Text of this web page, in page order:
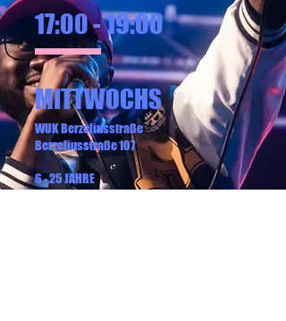
17:00 - 19:00
MITTWOCHS
WUK Berzeliusstraße
Berzeliusstraße 107
6 - 25 JAHRE